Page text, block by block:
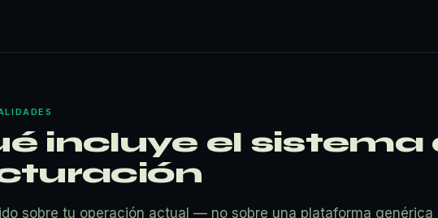
incluye el sistema
sobre tu operación actual — no sobre una plataforma genérica